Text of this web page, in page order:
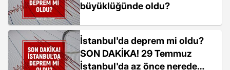
büyüklüğünde oldu?
İstanbul'da deprem mi oldu?
SON DAKİKA! 29 Temmuz
İstanbul'da az önce nerede